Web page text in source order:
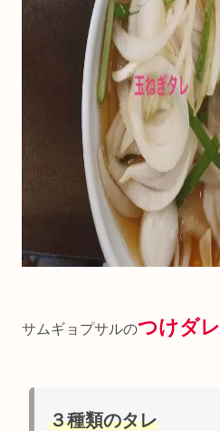
サムギョプサルのつけダレ
３種類のタレ